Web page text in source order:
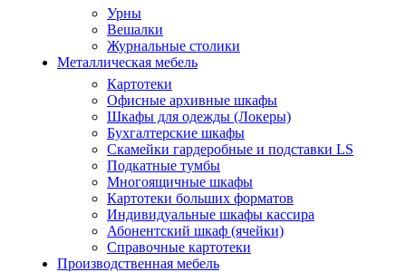
Урны
Вешалки
Журнальные столики
Металлическая мебель
Картотеки
Офисные архивные шкафы
Шкафы для одежды (Локеры)
Бухгалтерские шкафы
Скамейки гардеробные и подставки LS
Подкатные тумбы
Многоящичные шкафы
Картотеки больших форматов
Индивидуальные шкафы кассира
Абонентский шкаф (ячейки)
Справочные картотеки
Производственная мебель